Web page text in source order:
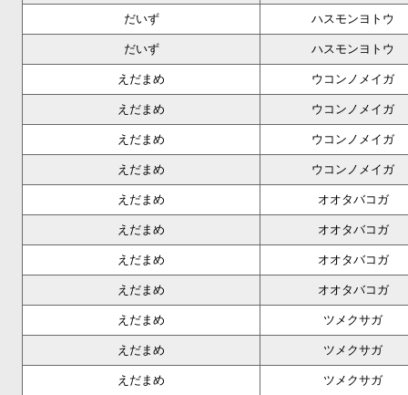
だいず ハスモンヨトウ
だいず ハスモンヨトウ
えだまめ ウコンノメイガ
えだまめ ウコンノメイガ
えだまめ ウコンノメイガ
えだまめ ウコンノメイガ
えだまめ オオタバコガ
えだまめ オオタバコガ
えだまめ オオタバコガ
えだまめ オオタバコガ
えだまめ ツメクサガ
えだまめ ツメクサガ
えだまめ ツメクサガ